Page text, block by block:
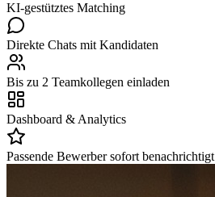
KI-gestütztes Matching
Direkte Chats mit Kandidaten
Bis zu 2 Teamkollegen einladen
Dashboard & Analytics
Passende Bewerber sofort benachrichtigt